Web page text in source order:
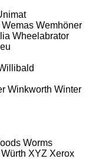
Wemas Wemhöner
Wheelabrator
Winkworth Winter
Worms
Würth XYZ Xerox